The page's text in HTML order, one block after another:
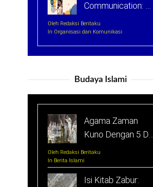
Communication: …
Oleh Redaksi Beritaku
In Organisasi dan Komunikasi
Budaya Islami
Agama Zaman
Kuno Dengan 5 D…
Oleh Redaksi Beritaku
In Berita Islami
Isi Kitab Zabur: